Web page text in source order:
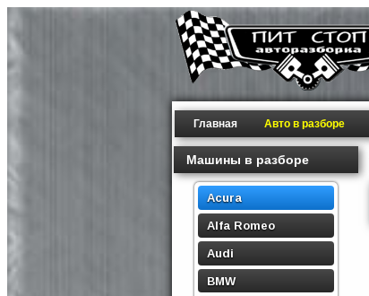
Главная Авто в разборе
Машины в разборе
Acura
Alfa Romeo
Audi
BMW